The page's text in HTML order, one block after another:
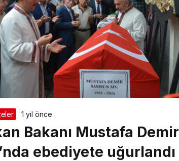
1 yıl önce
Bakanı Mustafa Demir
ebediyete uğurlandı